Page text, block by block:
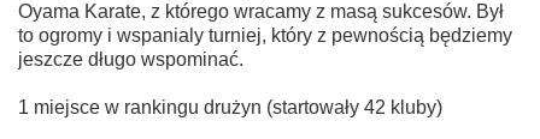
Oyama Karate, z którego wracamy z masą sukcesów. Był
to ogromy i wspanialy turniej, który z pewnością będziemy
jeszcze długo wspominać.
1 miejsce w rankingu drużyn (startowały 42 kluby)